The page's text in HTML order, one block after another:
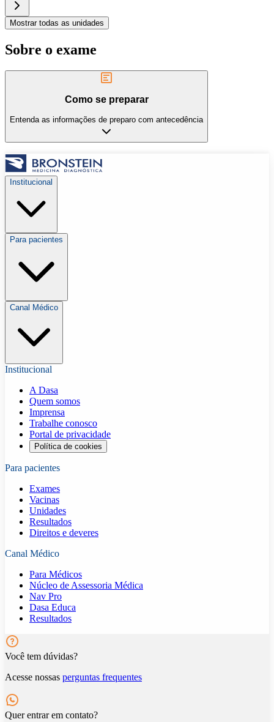
Mostrar todas as unidades
Sobre o exame
Como se preparar
Entenda as informações de preparo com antecedência
Institucional
Para pacientes
Canal Médico
Institucional
A Dasa
Quem somos
Imprensa
Trabalhe conosco
Portal de privacidade
Política de cookies
Para pacientes
Exames
Vacinas
Unidades
Resultados
Direitos e deveres
Canal Médico
Para Médicos
Núcleo de Assessoria Médica
Nav Pro
Dasa Educa
Resultados
Você tem dúvidas?
Acesse nossas perguntas frequentes
Quer entrar em contato?